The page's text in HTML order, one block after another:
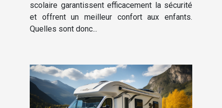
scolaire garantissent efficacement la sécurité
et offrent un meilleur confort aux enfants.
Quelles sont donc...